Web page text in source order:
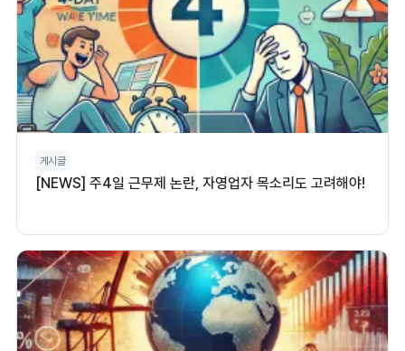
게시글
[NEWS] 주4일 근무제 논란, 자영업자 목소리도 고려해야!